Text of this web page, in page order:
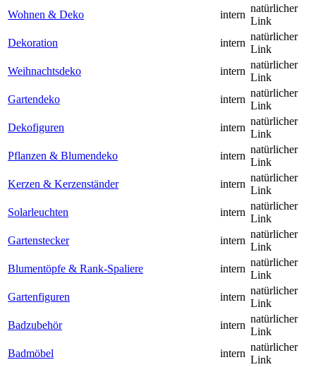
Wohnen & Deko
intern
natürlicher
Link
Dekoration
intern
natürlicher
Link
Weihnachtsdeko
intern
natürlicher
Link
Gartendeko
intern
natürlicher
Link
Dekofiguren
intern
natürlicher
Link
Pflanzen & Blumendeko
intern
natürlicher
Link
Kerzen & Kerzenständer
intern
natürlicher
Link
Solarleuchten
intern
natürlicher
Link
Gartenstecker
intern
natürlicher
Link
Blumentöpfe & Rank-Spaliere
intern
natürlicher
Link
Gartenfiguren
intern
natürlicher
Link
Badzubehör
intern
natürlicher
Link
Badmöbel
intern
natürlicher
Link